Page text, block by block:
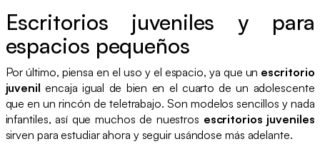
Escritorios juveniles y para
espacios pequeños
Por último, piensa en el uso y el espacio, ya que un escritorio
juvenil encaja igual de bien en el cuarto de un adolescente
que en un rincón de teletrabajo. Son modelos sencillos y nada
infantiles, así que muchos de nuestros escritorios juveniles
sirven para estudiar ahora y seguir usándose más adelante.